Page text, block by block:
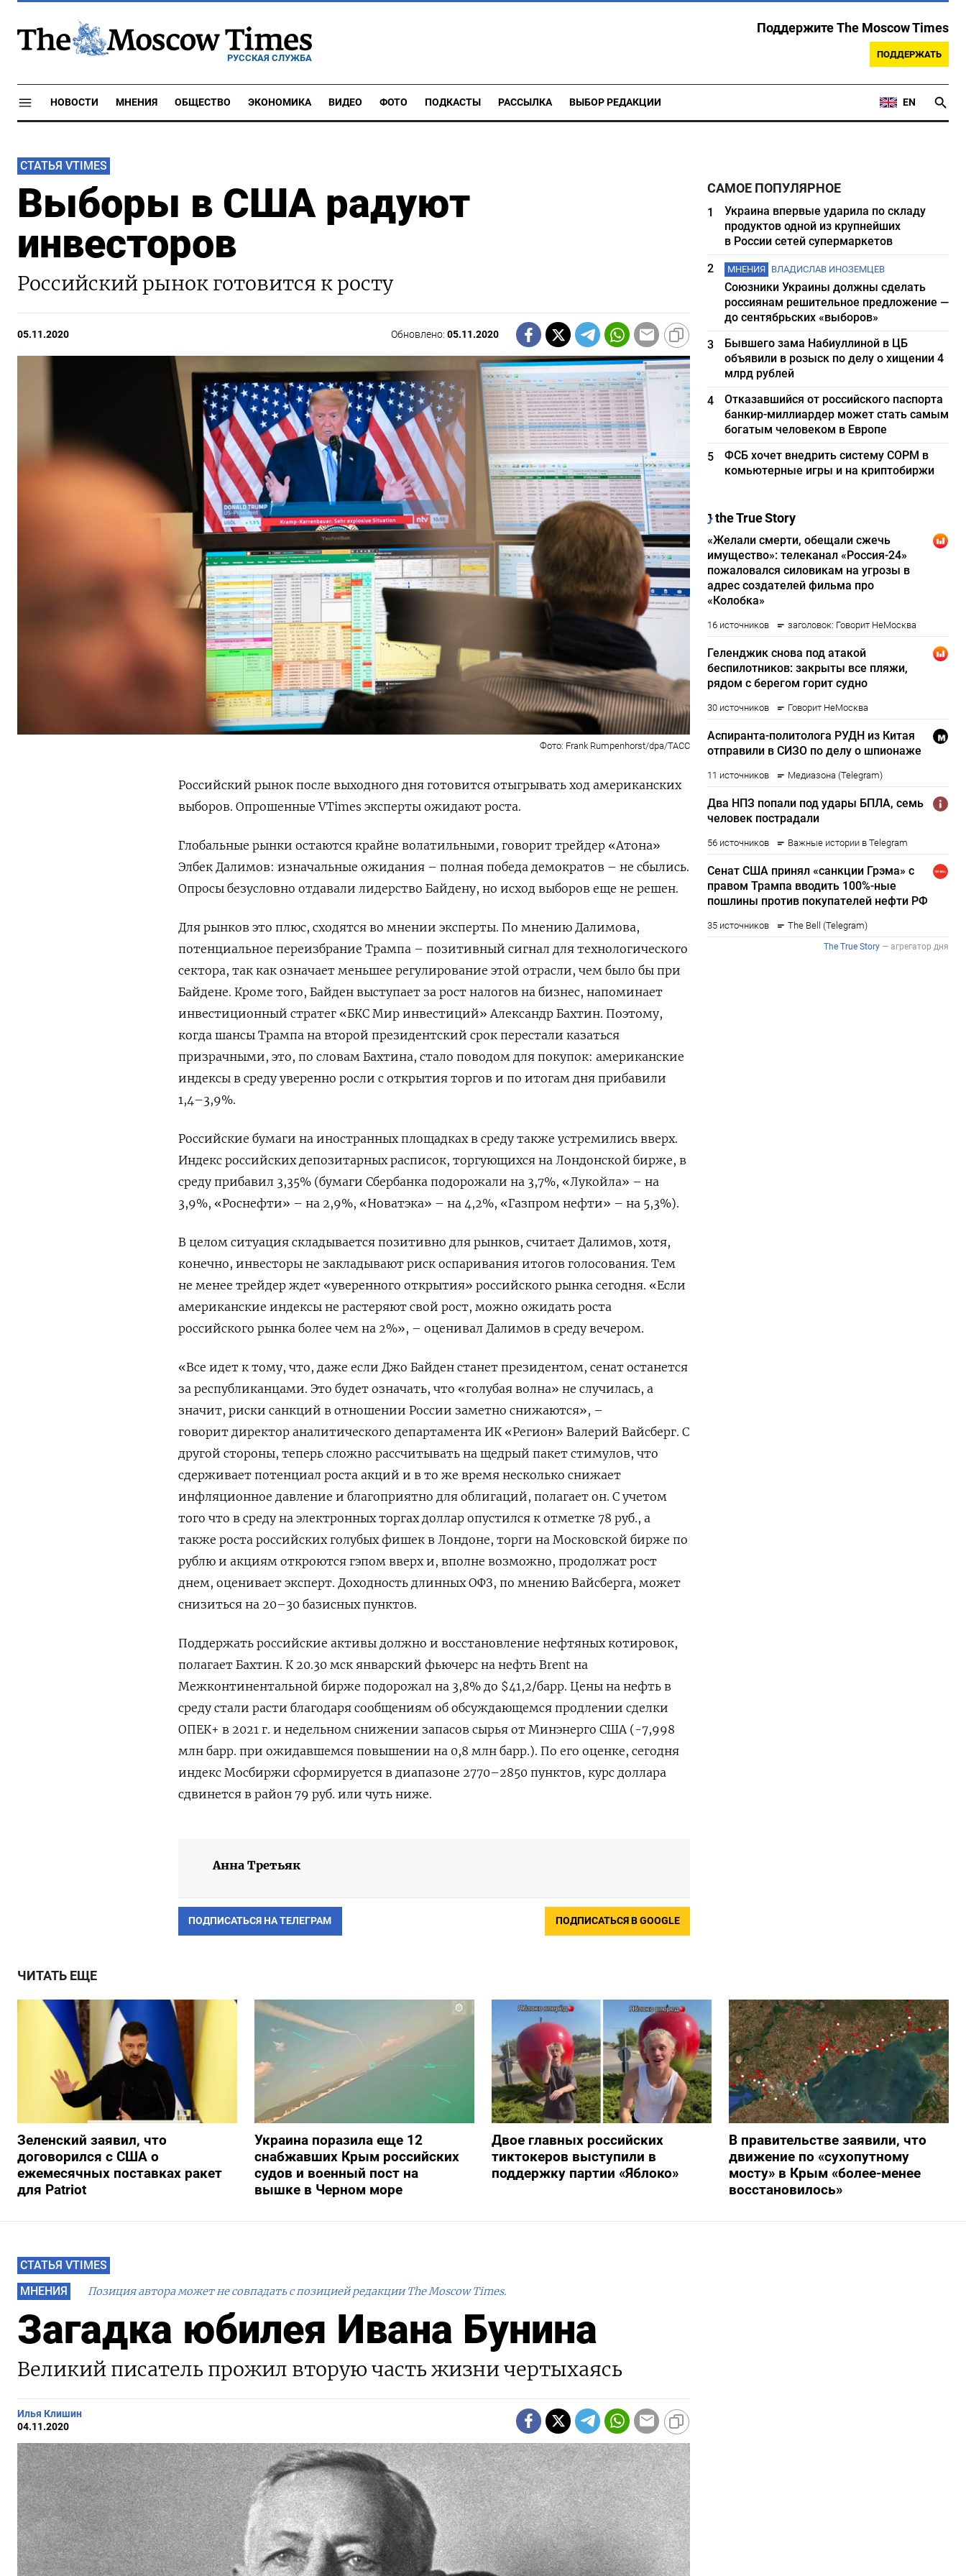
РУССКАЯ СЛУЖБА
Поддержите The Moscow Times
ПОДДЕРЖАТЬ
НОВОСТИ МНЕНИЯ ОБЩЕСТВО ЭКОНОМИКА ВИДЕО ФОТО ПОДКАСТЫ РАССЫЛКА ВЫБОР РЕДАКЦИИ EN
СТАТЬЯ VTIMES
Выборы в США радуют
инвесторов
Российский рынок готовится к росту
05.11.2020 Обновлено:05.11.2020
Фото: Frank Rumpenhorst/dpa/ТАСС
Российский рынок после выходного дня готовится отыгрывать ход американских
выборов. Опрошенные VTimes эксперты ожидают роста.
Глобальные рынки остаются крайне волатильными, говорит трейдер «Атона»
Элбек Далимов: изначальные ожидания – полная победа демократов – не сбылись.
Опросы безусловно отдавали лидерство Байдену, но исход выборов еще не решен.
Для рынков это плюс, сходятся во мнении эксперты. По мнению Далимова,
потенциальное переизбрание Трампа – позитивный сигнал для технологического
сектора, так как означает меньшее регулирование этой отрасли, чем было бы при
Байдене. Кроме того, Байден выступает за рост налогов на бизнес, напоминает
инвестиционный стратег «БКС Мир инвестиций» Александр Бахтин. Поэтому,
когда шансы Трампа на второй президентский срок перестали казаться
призрачными, это, по словам Бахтина, стало поводом для покупок: американские
индексы в среду уверенно росли с открытия торгов и по итогам дня прибавили
1,4–3,9%.
Российские бумаги на иностранных площадках в среду также устремились вверх.
Индекс российских депозитарных расписок, торгующихся на Лондонской бирже, в
среду прибавил 3,35% (бумаги Сбербанка подорожали на 3,7%, «Лукойла» – на
3,9%, «Роснефти» – на 2,9%, «Новатэка» – на 4,2%, «Газпром нефти» – на 5,3%).
В целом ситуация складывается позитивно для рынков, считает Далимов, хотя,
конечно, инвесторы не закладывают риск оспаривания итогов голосования. Тем
не менее трейдер ждет «уверенного открытия» российского рынка сегодня. «Если
американские индексы не растеряют свой рост, можно ожидать роста
российского рынка более чем на 2%», – оценивал Далимов в среду вечером.
«Все идет к тому, что, даже если Джо Байден станет президентом, сенат останется
за республиканцами. Это будет означать, что «голубая волна» не случилась, а
значит, риски санкций в отношении России заметно снижаются», –
говорит директор аналитического департамента ИК «Регион» Валерий Вайсберг. С
другой стороны, теперь сложно рассчитывать на щедрый пакет стимулов, что
сдерживает потенциал роста акций и в то же время несколько снижает
инфляционное давление и благоприятно для облигаций, полагает он. С учетом
того что в среду на электронных торгах доллар опустился к отметке 78 руб., а
также роста российских голубых фишек в Лондоне, торги на Московской бирже по
рублю и акциям откроются гэпом вверх и, вполне возможно, продолжат рост
днем, оценивает эксперт. Доходность длинных ОФЗ, по мнению Вайсберга, может
снизиться на 20–30 базисных пунктов.
Поддержать российские активы должно и восстановление нефтяных котировок,
полагает Бахтин. К 20.30 мск январский фьючерс на нефть Brent на
Межконтинентальной бирже подорожал на 3,8% до $41,2/барр. Цены на нефть в
среду стали расти благодаря сообщениям об обсуждающемся продлении сделки
ОПЕК+ в 2021 г. и недельном снижении запасов сырья от Минэнерго США (-7,998
млн барр. при ожидавшемся повышении на 0,8 млн барр.). По его оценке, сегодня
индекс Мосбиржи сформируется в диапазоне 2770–2850 пунктов, курс доллара
сдвинется в район 79 руб. или чуть ниже.
Анна Третьяк
ПОДПИСАТЬСЯ НА ТЕЛЕГРАМ ПОДПИСАТЬСЯ В GOOGLE
САМОЕ ПОПУЛЯРНОЕ
1
Украина впервые ударила по складу
продуктов одной из крупнейших
в России сетей супермаркетов
2
МНЕНИЯ ВЛАДИСЛАВ ИНОЗЕМЦЕВ
Союзники Украины должны сделать
россиянам решительное предложение —
до сентябрьских «выборов»
3
Бывшего зама Набиуллиной в ЦБ
объявили в розыск по делу о хищении 4
млрд рублей
4
Отказавшийся от российского паспорта
банкир-миллиардер может стать самым
богатым человеком в Европе
5
ФСБ хочет внедрить систему СОРМ в
комьютерные игры и на криптобиржи
ЧИТАТЬ ЕЩЕ
Зеленский заявил, что
договорился с США о
ежемесячных поставках ракет
для Patriot
Украина поразила еще 12
снабжавших Крым российских
судов и военный пост на
вышке в Черном море
Двое главных российских
тиктокеров выступили в
поддержку партии «Яблоко»
В правительстве заявили, что
движение по «сухопутному
мосту» в Крым «более-менее
восстановилось»
СТАТЬЯ VTIMES
МНЕНИЯ
Позиция автора может не совпадать с позицией редакции The Moscow Times.
Загадка юбилея Ивана Бунина
Великий писатель прожил вторую часть жизни чертыхаясь
Илья Клишин
04.11.2020